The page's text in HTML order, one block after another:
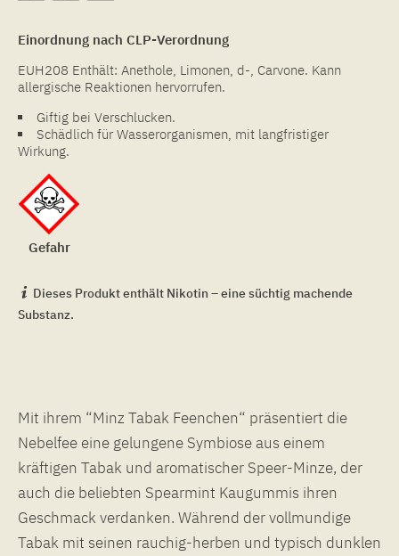
Einordnung nach CLP-Verordnung
EUH208 Enthält: Anethole, Limonen, d-, Carvone. Kann
allergische Reaktionen hervorrufen.
Giftig bei Verschlucken.
Schädlich für Wasserorganismen, mit langfristiger
Wirkung.
Gefahr
Dieses Produkt enthält Nikotin – eine süchtig machende
Substanz.
Mit ihrem “Minz Tabak Feenchen“ präsentiert die
Nebelfee eine gelungene Symbiose aus einem
kräftigen Tabak und aromatischer Speer-Minze, der
auch die beliebten Spearmint Kaugummis ihren
Geschmack verdanken. Während der vollmundige
Tabak mit seinen rauchig-herben und typisch dunklen